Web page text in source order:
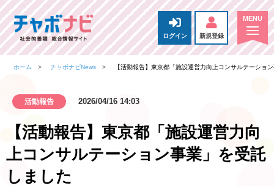
ログイン 新規登録
ホーム チャボナビNews 【活動報告】東京都「施設運営力向上コンサルテーショ
活動報告 2026/04/16 14:03
【活動報告】東京都「施設運営力向
上コンサルテーション事業」を受託
しました